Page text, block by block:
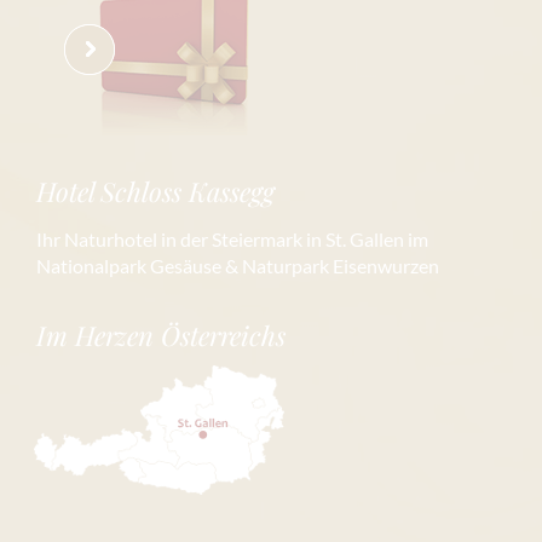
Hotel Schloss Kassegg
Ihr Naturhotel in der Steiermark in St. Gallen im
Nationalpark Gesäuse & Naturpark Eisenwurzen
Im Herzen Österreichs